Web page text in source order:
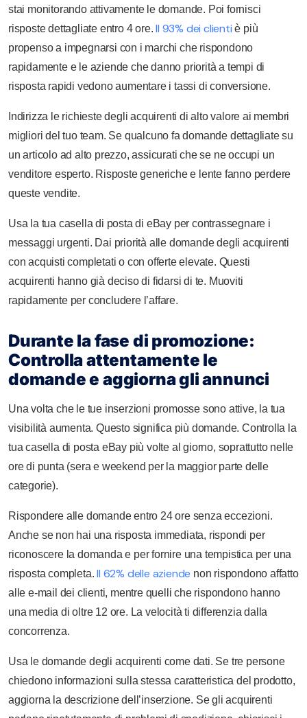
stai monitorando attivamente le domande. Poi fornisci
risposte dettagliate entro 4 ore.Il 93% dei clienti è più
propenso a impegnarsi con i marchi che rispondono
rapidamente e le aziende che danno priorità a tempi di
risposta rapidi vedono aumentare i tassi di conversione.
Indirizza le richieste degli acquirenti di alto valore ai membri
migliori del tuo team. Se qualcuno fa domande dettagliate su
un articolo ad alto prezzo, assicurati che se ne occupi un
venditore esperto. Risposte generiche e lente fanno perdere
queste vendite.
Usa la tua casella di posta di eBay per contrassegnare i
messaggi urgenti. Dai priorità alle domande degli acquirenti
con acquisti completati o con offerte elevate. Questi
acquirenti hanno già deciso di fidarsi di te. Muoviti
rapidamente per concludere l’affare.
Durante la fase di promozione:
Controlla attentamente le
domande e aggiorna gli annunci
Una volta che le tue inserzioni promosse sono attive, la tua
visibilità aumenta. Questo significa più domande. Controlla la
tua casella di posta eBay più volte al giorno, soprattutto nelle
ore di punta (sera e weekend per la maggior parte delle
categorie).
Rispondere alle domande entro 24 ore senza eccezioni.
Anche se non hai una risposta immediata, rispondi per
riconoscere la domanda e per fornire una tempistica per una
risposta completa.Il 62% delle aziende non rispondono affatto
alle e-mail dei clienti, mentre quelli che rispondono hanno
una media di oltre 12 ore. La velocità ti differenzia dalla
concorrenza.
Usa le domande degli acquirenti come dati. Se tre persone
chiedono informazioni sulla stessa caratteristica del prodotto,
aggiorna la descrizione dell’inserzione. Se gli acquirenti